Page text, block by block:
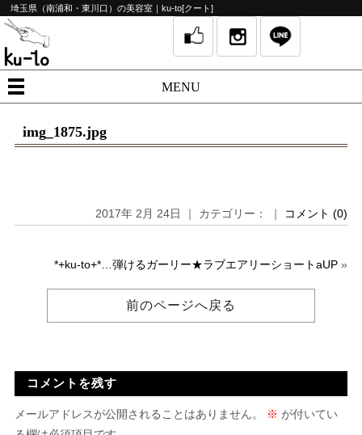
埼玉県（南浦和・東川口）の美容室｜ku-to[クート]
MENU
img_1875.jpg
2017年 2月 24日 ｜ カテゴリー： ｜ コメント (0)
*+ku-to+*…弾けるガーリー★ラブエアリーショートaUP »
前のページへ戻る
コメントを残す
メールアドレスが公開されることはありません。 ※ が付いてい